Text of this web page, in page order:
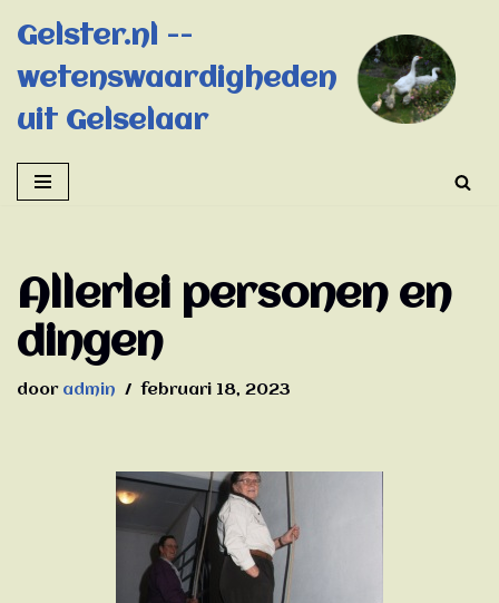
naar
de
Gelster.nl --
wetenswaardigheden
uit Gelselaar
Allerlei personen en
dingen
door admin februari 18, 2023